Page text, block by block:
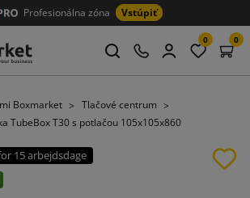
Profesionálna zóna Vstúpiť
0 0
Boxmarket
Tlačové centrum
TubeBox T30 s potlačou 105x105x860
15 arbejdsdage